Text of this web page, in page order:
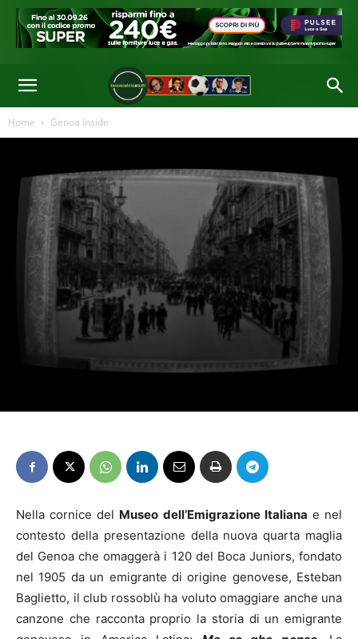
Home Genoa Inside
Di Alessio Semino - 26 Mar 2025 10:41
Nella cornice del Museo dell’Emigrazione Italiana e nel
contesto della presentazione della nuova quarta maglia
del Genoa che omaggerà i 120 del Boca Juniors, fondato
nel 1905 da un emigrante di origine genovese, Esteban
Baglietto, il club rossoblù ha voluto omaggiare anche una
canzone che racconta proprio la storia di un emigrante